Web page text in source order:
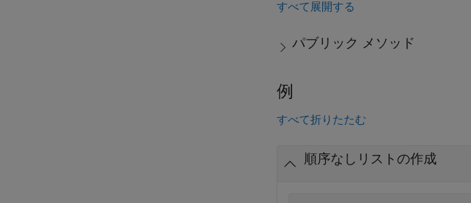
すべて展開する
パブリック メソッド
例
すべて折りたたむ
順序なしリストの作成